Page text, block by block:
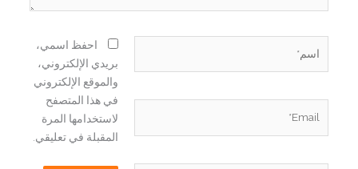
احفظ اسمي،
بريدي الإلكتروني،
والموقع الإلكتروني
في هذا المتصفح
لاستخدامها المرة
المقبلة في تعليقي.